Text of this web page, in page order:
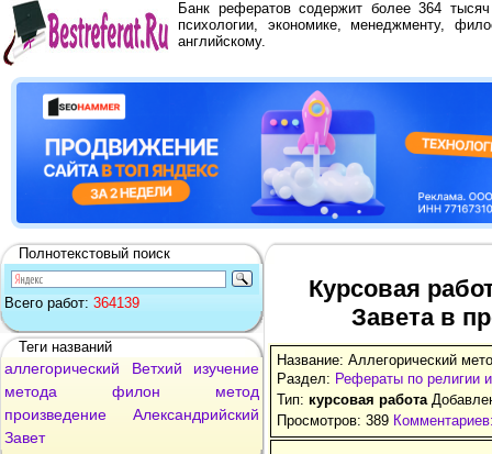
Банк рефератов содержит более 364
психологии, экономике, менеджменту,
английскому.
Полнотекстовый поиск
Всего работ: 364139
Теги названий
аллегорический Ветхий
изучение
метода
филон
метод
произведение
Александрийский
Завет
Курсовая
Завета в
Название: Аллегорический
Раздел: Рефераты по религии
Тип: курсовая работа
Просмотров: 389